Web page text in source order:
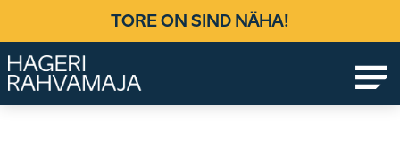
TORE ON SIND NÄHA!
Ühendab põlvkondi, loob elamusi!
content